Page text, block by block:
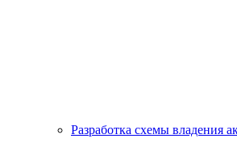
Разработка схемы владения